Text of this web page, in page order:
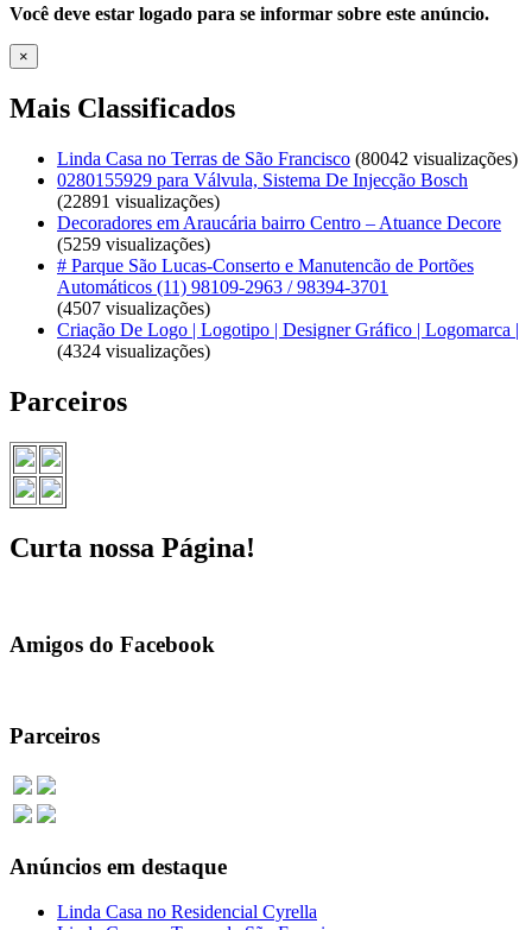
Você deve estar logado para se informar sobre este anúncio.
×
Mais Classificados
Linda Casa no Terras de São Francisco (80042 visualizações)
0280155929 para Válvula, Sistema De Injecção Bosch
(22891 visualizações)
Decoradores em Araucária bairro Centro – Atuance Decore
(5259 visualizações)
# Parque São Lucas-Conserto e Manutencão de Portões
Automáticos (11) 98109-2963 / 98394-3701
(4507 visualizações)
Criação De Logo | Logotipo | Designer Gráfico | Logomarca |
(4324 visualizações)
Parceiros
Curta nossa Página!
Amigos do Facebook
Parceiros
Anúncios em destaque
Linda Casa no Residencial Cyrella